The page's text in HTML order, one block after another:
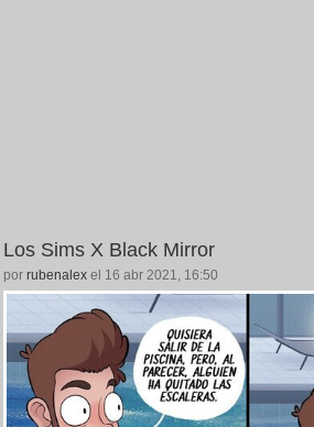
Los Sims X Black Mirror
por rubenalex el 16 abr 2021, 16:50